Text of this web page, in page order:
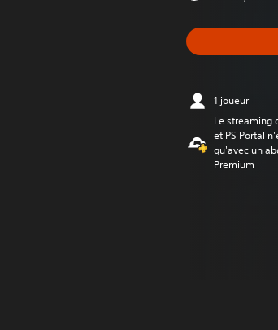
1 joueur
Le streaming
et PS Portal
qu'avec un
Premium